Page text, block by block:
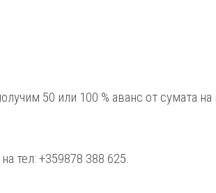
50 или 100 % аванс от сумата
тел: +359878 388 625.